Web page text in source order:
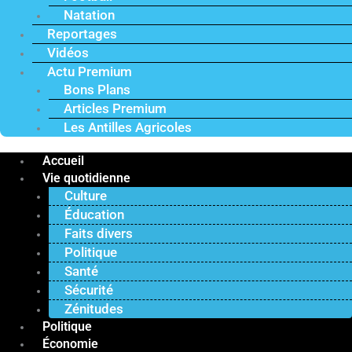
Natation
Reportages
Vidéos
Actu Premium
Bons Plans
Articles Premium
Les Antilles Agricoles
Accueil
Vie quotidienne
Culture
Éducation
Faits divers
Politique
Santé
Sécurité
Zénitudes
Politique
Économie